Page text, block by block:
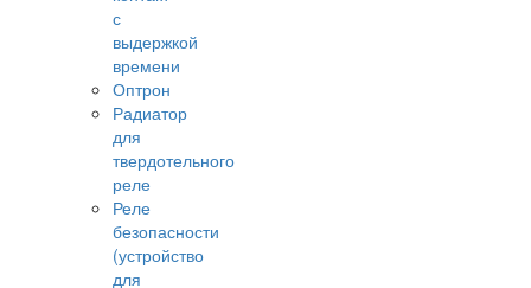
с
выдержкой
времени
Оптрон
Радиатор
для
твердотельного
реле
Реле
безопасности
(устройство
для